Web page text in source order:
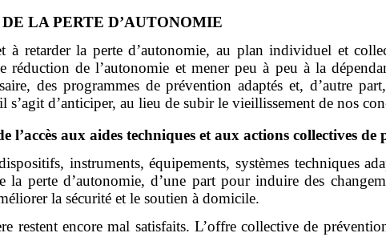
LA PERTE D’AUTONOMIE
à retarder la perte d’autonomie, au plan individuel et
réduction de l’autonomie et mener peu à peu à la
des programmes de prévention adaptés et, d’autre
s’agit d’anticiper, au lieu de subir le vieillissement de nos
l’accès aux aides techniques et aux actions collectives de
instruments, équipements, systèmes techniques
perte d’autonomie, d’une part pour induire des
la sécurité et le soutien à domicile.
restent encore mal satisfaits. L’offre collective de